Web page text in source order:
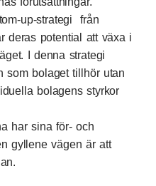
up-strategi från
deras potential att växa i
I denna strategi
som bolaget tillhör utan
bolagens styrkor
har sina för- och
gyllene vägen är att